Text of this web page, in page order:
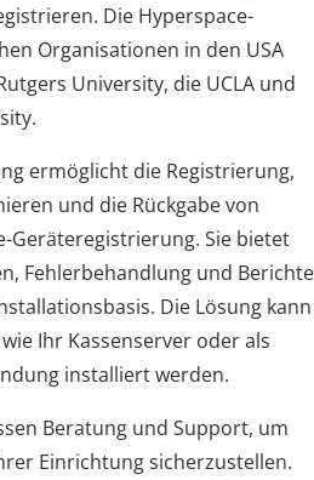
Die Hyperspace-
Organisationen in den USA
University, die UCLA und
ermöglicht die Registrierung,
und die Rückgabe von
Geräteregistrierung. Sie bietet
Fehlerbehandlung und Berichte
Die Lösung kann
Ihr Kassenserver oder als
installiert werden.
Beratung und Support, um
Einrichtung sicherzustellen.